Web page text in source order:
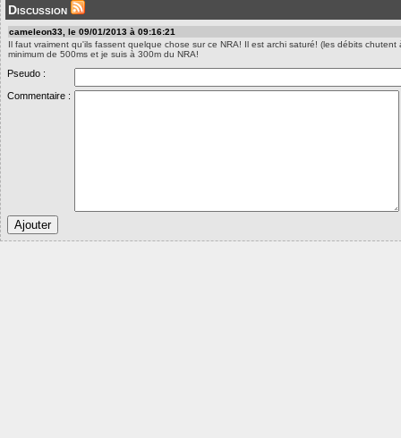
Discussion
cameleon33, le 09/01/2013 à 09:16:21
Il faut vraiment qu'ils fassent quelque chose sur ce NRA! Il est archi saturé! (les débits
minimum de 500ms et je suis à 300m du NRA!
Pseudo :
Commentaire :